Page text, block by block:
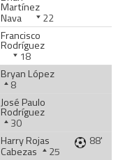
Martínez
Nava
22
Francisco
Rodríguez
18
Bryan López
8
José Paulo
Rodríguez
30
Harry Rojas
Cabezas 25
88'